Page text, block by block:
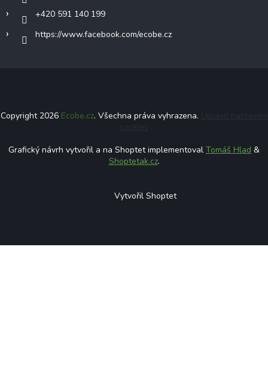
+420 591 140 199
https://www.facebook.com/ecobe.cz
Copyright 2026 Ecobe.cz. Všechna práva vyhrazena.
Grafický návrh vytvořil a na Shoptet implementoval Tomáš Hlad &
Shoptetak.cz.
Vytvořil Shoptet